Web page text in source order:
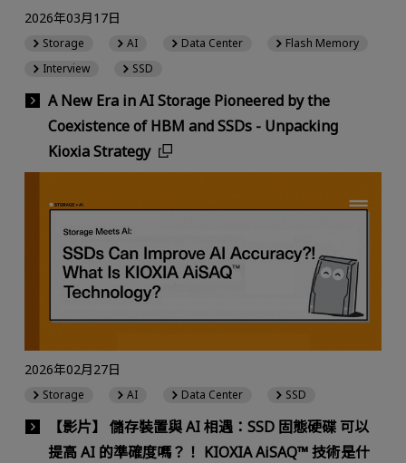
A New Era in AI Storage Pioneered by the
Coexistence of HBM and SSDs - Unpacking
Kioxia Strategy
2026年03月17日
Storage AI Data Center
Flash Memory
Interview
SSD
【影片】 儲存裝置與 AI 相遇：SSD 固態硬碟 可以
提高 AI 的準確度嗎？！ KIOXIA AiSAQ™ 技術是什
2026年02月27日
Storage AI Data Center SSD